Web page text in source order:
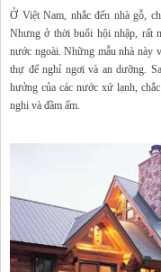
Ở Việt Nam, nhắc đến nhà gỗ,
Nhưng ở thời buổi hội nhập, rất
nước ngoài. Những mẫu nhà này
thự để nghỉ ngơi và an dưỡng.
hưởng của các nước xứ lạnh,
nghi và đầm ấm.